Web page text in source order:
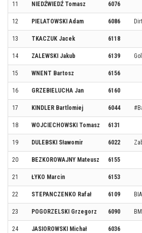
11 NIEDŹWIEDŹ Tomasz 6076
12 PIELATOWSKI Adam 6086
13 TKACZUK Jacek 6118
14 ZALEWSKI Jakub 6139
15 WNENT Bartosz 6156
16 GRZEBIELUCHA Jan 6160
17 KINDLER Bartlomiej 6044
18 WOJCIECHOWSKI Tomasz 6131
19 DULEBSKI Sławomir 6022
20 BEZKOROWAJNY Mateusz 6155
21 ŁYKO Marcin 6153
22 STEPANCZENKO Rafał 6109
23 POGORZELSKI Grzegorz 6090
24 JASIOROWSKI Michał 6036